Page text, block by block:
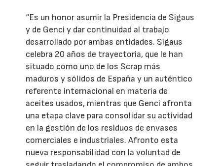
“Es un honor asumir la Presidencia de Sigaus
y de Genci y dar continuidad al trabajo
desarrollado por ambas entidades. Sigaus
celebra 20 años de trayectoria, que le han
situado como uno de los Scrap más
maduros y sólidos de España y un auténtico
referente internacional en materia de
aceites usados, mientras que Genci afronta
una etapa clave para consolidar su actividad
en la gestión de los residuos de envases
comerciales e industriales. Afronto esta
nueva responsabilidad con la voluntad de